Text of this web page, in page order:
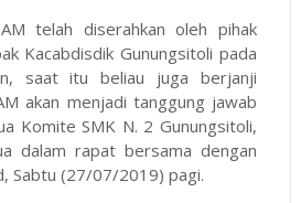
telah diserahkan oleh pihak
Kacabdisdik Gunungsitoli pada
saat itu beliau juga berjanji
akan menjadi tanggung jawab
Komite SMK N. 2 Gunungsitoli,
dalam rapat bersama dengan
Sabtu (27/07/2019) pagi.